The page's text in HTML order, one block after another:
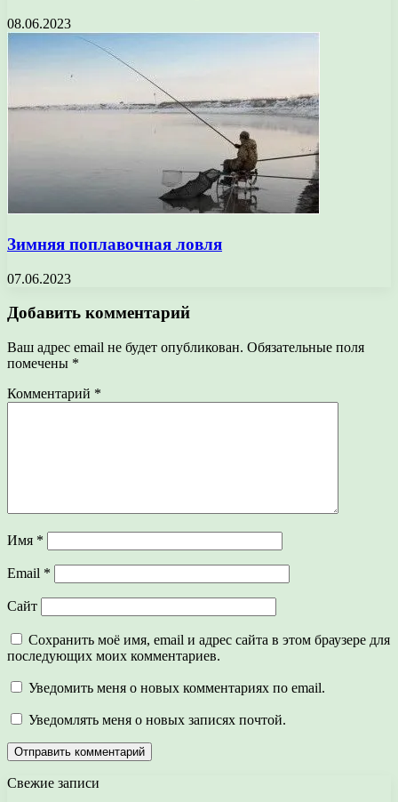
08.06.2023
Зимняя поплавочная ловля
07.06.2023
Добавить комментарий
Ваш адрес email не будет опубликован. Обязательные поля
помечены *
Комментарий *
Имя *
Email *
Сайт
Сохранить моё имя, email и адрес сайта в этом браузере для
последующих моих комментариев.
Уведомить меня о новых комментариях по email.
Уведомлять меня о новых записях почтой.
Свежие записи